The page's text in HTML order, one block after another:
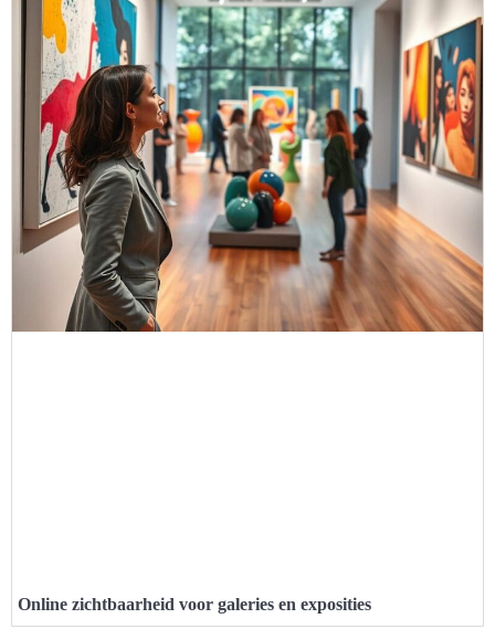
Online zichtbaarheid voor galeries en exposities